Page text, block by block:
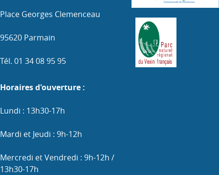
Place Georges Clemenceau
95620 Parmain
Tél. 01 34 08 95 95
Horaires d'ouverture :
Lundi : 13h30-17h
Mardi et Jeudi : 9h-12h
Mercredi et Vendredi : 9h-12h /
13h30-17h